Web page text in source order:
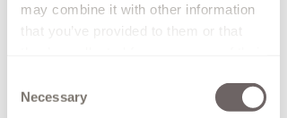
may combine it with other information
that you’ve provided to them or that
Selection
Necessary